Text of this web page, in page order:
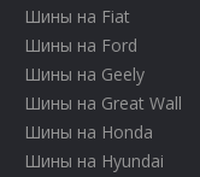
Шины на Fiat
Шины на Ford
Шины на Geely
Шины на Great Wall
Шины на Honda
Шины на Hyundai